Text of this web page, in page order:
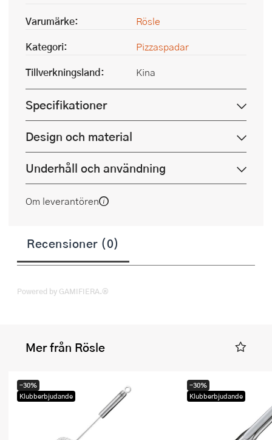
Varumärke:
Rösle
Kategori:
Pizzaspadar
Tillverkningsland:
Kina
Specifikationer
Design och material
Underhåll och användning
Om leverantören
Recensioner (0)
Powered by GAMIFIERA.®
Mer från Rösle
-30%
Klubberbjudande
-30%
Klubberbjudande